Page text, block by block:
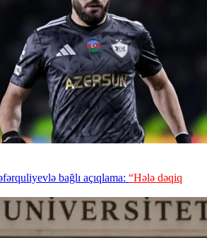
bağlı açıqlama: “Hələ dəqiq